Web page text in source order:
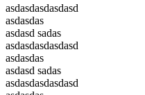
asdasdasdasdasd
asdasdas
asdasd sadas
asdasdasdasdasd
asdasdas
asdasd sadas
asdasdasdasdasd